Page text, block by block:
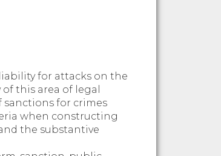
for attacks on the
this area of legal
for crimes
when constructing
the substantive